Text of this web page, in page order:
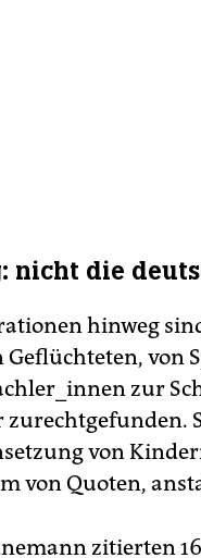
nicht die
hinweg
Geflüchteten, von
zur
von
von Quoten,
zitierten